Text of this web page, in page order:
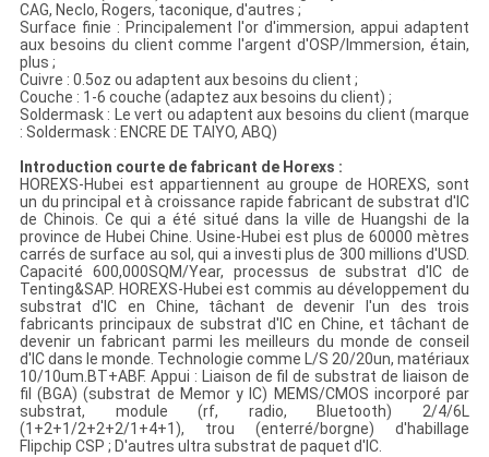
CAG, Neclo, Rogers, taconique, d'autres ;
Surface finie : Principalement l'or d'immersion, appui adaptent
aux besoins du client comme l'argent d'OSP/Immersion, étain,
plus ;
Cuivre : 0.5oz ou adaptent aux besoins du client ;
Couche : 1-6 couche (adaptez aux besoins du client) ;
Soldermask : Le vert ou adaptent aux besoins du client (marque
: Soldermask : ENCRE DE TAIYO, ABQ)
Introduction courte de fabricant de Horexs :
HOREXS-Hubei est appartiennent au groupe de HOREXS, sont
un du principal et à croissance rapide fabricant de substrat d'IC
de Chinois. Ce qui a été situé dans la ville de Huangshi de la
province de Hubei Chine. Usine-Hubei est plus de 60000 mètres
carrés de surface au sol, qui a investi plus de 300 millions d'USD.
Capacité 600,000SQM/Year, processus de substrat d'IC de
Tenting&SAP. HOREXS-Hubei est commis au développement du
substrat d'IC en Chine, tâchant de devenir l'un des trois
fabricants principaux de substrat d'IC en Chine, et tâchant de
devenir un fabricant parmi les meilleurs du monde de conseil
d'IC dans le monde. Technologie comme L/S 20/20un, matériaux
10/10um.BT+ABF. Appui : Liaison de fil de substrat de liaison de
fil (BGA) (substrat de Memor y IC) MEMS/CMOS incorporé par
substrat, module (rf, radio, Bluetooth) 2/4/6L
(1+2+1/2+2+2/1+4+1), trou (enterré/borgne) d'habillage
Flipchip CSP ; D'autres ultra substrat de paquet d'IC.